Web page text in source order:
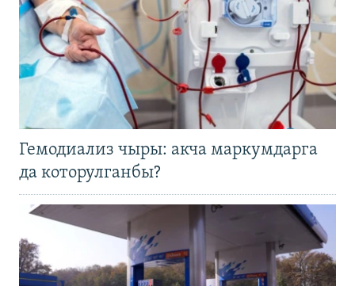
Гемодиализ чыры: акча маркумдарга
да которулганбы?